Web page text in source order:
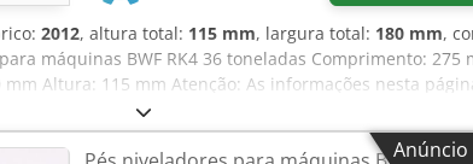
2012, altura total: 115 mm, largura total: 180 mm,
máquinas BWF RK4 36 toneladas Comprimento: 275
Altura: 115 mm Atenção: As informações nesta
cuidado e diligência, e, na medida do possível, obtidas
de boa-fé, mas a sua exatidão não pode ser
uma garantia ou condições contratuais.
Anúncio